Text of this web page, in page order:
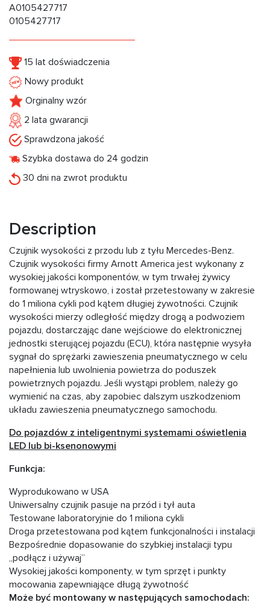
A0105427717
0105427717
15 lat doświadczenia
Nowy produkt
Orginalny wzór
2 lata gwarancji
Sprawdzona jakość
Szybka dostawa do 24 godzin
30 dni na zwrot produktu
Description
Czujnik wysokości z przodu lub z tyłu Mercedes-Benz.
Czujnik wysokości firmy Arnott America jest wykonany z
wysokiej jakości komponentów, w tym trwałej żywicy
formowanej wtryskowo, i został przetestowany w zakresie
do 1 miliona cykli pod kątem długiej żywotności. Czujnik
wysokości mierzy odległość między drogą a podwoziem
pojazdu, dostarczając dane wejściowe do elektronicznej
jednostki sterującej pojazdu (ECU), która następnie wysyła
sygnał do sprężarki zawieszenia pneumatycznego w celu
napełnienia lub uwolnienia powietrza do poduszek
powietrznych pojazdu. Jeśli wystąpi problem, należy go
wymienić na czas, aby zapobiec dalszym uszkodzeniom
układu zawieszenia pneumatycznego samochodu.
Do pojazdów z inteligentnymi systemami oświetlenia
LED lub bi-ksenonowymi
Funkcja:
Wyprodukowano w USA
Uniwersalny czujnik pasuje na przód i tył auta
Testowane laboratoryjnie do 1 miliona cykli
Droga przetestowana pod kątem funkcjonalności i instalacji
Bezpośrednie dopasowanie do szybkiej instalacji typu
„podłącz i używaj”
Wysokiej jakości komponenty, w tym sprzęt i punkty
mocowania zapewniające długą żywotność
Może być montowany w następujących samochodach: